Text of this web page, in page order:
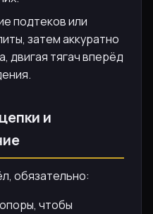
подтеков или
затем аккуратно
двигая тягач вперёд
и
обязательно:
чтобы